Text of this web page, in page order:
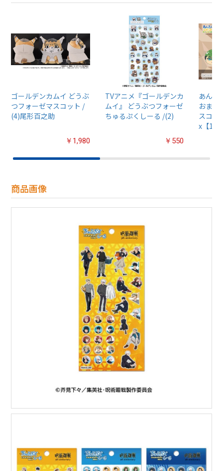
ゴールデンカムイ どうぶ
つフォーゼマスコット /
(4)尾形百之助
￥1,980
TVアニメ『ゴールデンカ
ムイ』 どうぶつフォーゼ
ちゅるぷくしーる /(2)
￥550
あんさ
おまん
スコッ
x【
商品画像